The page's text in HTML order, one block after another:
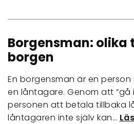
Borgensman: olika
borgen
En borgensman är en
en låntagare. Genom att ”gå
personen att betala tillbaka
låntagaren inte själv kan…